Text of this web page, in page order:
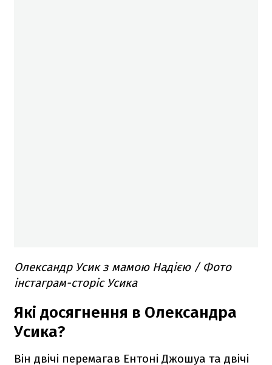
Олександр Усик з мамою Надією / Фото
інстаграм-сторіс Усика
Які досягнення в Олександра
Усика?
Він двічі перемагав Ентоні Джошуа та двічі